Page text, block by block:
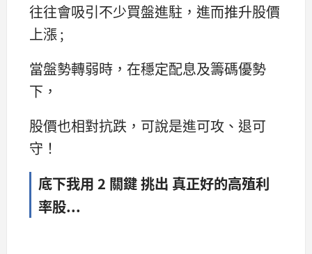
往往會吸引不少買盤進駐，進而推升股價
上漲 ;
當盤勢轉弱時，在穩定配息及籌碼優勢
下，
股價也相對抗跌，可說是進可攻、退可
守！
底下我用 2 關鍵 挑出 真正好的高殖利
率股...